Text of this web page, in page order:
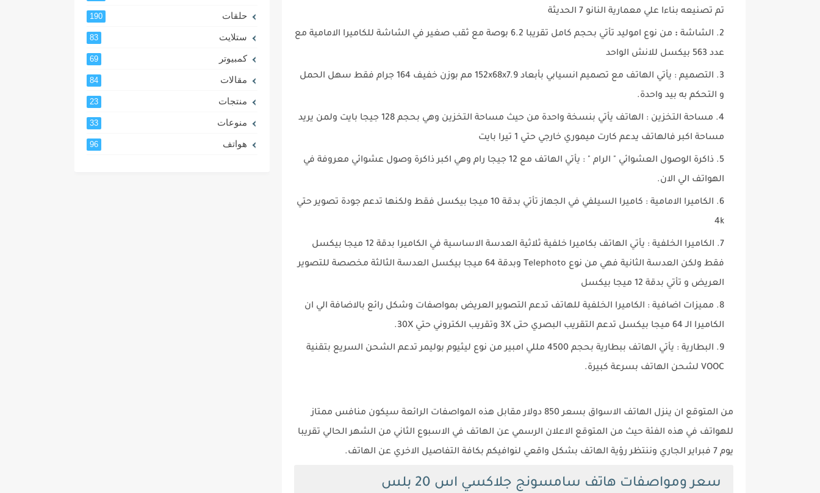
تم تصنيعه بناءا علي معمارية النانو 7 الحديثة
الشاشة :
من نوع اموليد تأتي بحجم كامل تقريبا 6.2 بوصة مع ثقب صغير في الشاشة للكاميرا الامامية مع
عدد 563 بيكسل للانش الواحد
التصميم :
يأتي الهاتف مع تصميم انسيابي بأبعاد 152x68x7.9 مم بوزن خفيف 164 جرام فقط سهل الحمل
و التحكم به بيد واحدة.
مساحة التخزين :
الهاتف يأتي بنسخة واحدة من حيث مساحة التخزين وهي بحجم 128 جيجا بايت ولمن يريد
مساحة اكبر فالهاتف يدعم كارت ميموري خارجي حتي 1 تيرا بايت
ذاكرة الوصول العشوائي " الرام "
: يأتي الهاتف مع 12 جيجا رام وهي اكبر ذاكرة وصول عشوائي معروفة في
الهواتف الي الان.
الكاميرا الامامية :
كاميرا السيلفي في الجهاز تأتي بدقة 10 ميجا بيكسل فقط ولكنها تدعم جودة تصوير حتي
4k
الكاميرا الخلفية
: يأتي الهاتف بكاميرا خلفية ثلاثية العدسة الاساسية في الكاميرا بدقة 12 ميجا بيكسل
فقط ولكن العدسة الثانية فهي من نوع Telephoto وبدقة 64 ميجا بيكسل العدسة الثالثة مخصصة للتصوير
العريض و تأتي بدقة 12 ميجا بيكسل
مميزات اضافية : الكاميرا الخلفية للهاتف تدعم التصوير العريض بمواصفات وشكل رائع بالاضافة الي ان
الكاميرا الـ 64 ميجا بيكسل تدعم التقريب البصري حتى 3X وتقريب الكتروني حتي 30X.
البطارية :
يأتي الهاتف ببطارية بحجم 4500 مللي امبير من نوع ليثيوم بوليمر تدعم الشحن السريع بتقنية
VOOC لشحن الهاتف بسرعة كبيرة.
من المتوقع ان ينزل الهاتف الاسواق بسعر 850 دولار مقابل هذه المواصفات الرائعة سيكون منافس ممتاز
للهواتف في هذه الفئة حيث من المتوقع الاعلان الرسمي عن الهاتف في الاسبوع الثاني من الشهر الحالي تقريبا
يوم 7 فبراير الجاري وننتظر رؤية الهاتف بشكل واقعي لنوافيكم بكافة التفاصيل الاخري عن الهاتف.
سعر ومواصفات هاتف سامسونج جلاكسي اس 20 بلس
حلقات 190
ستلايت 83
كمبيوتر 69
مقالات 84
منتجات 23
منوعات 33
هواتف 96